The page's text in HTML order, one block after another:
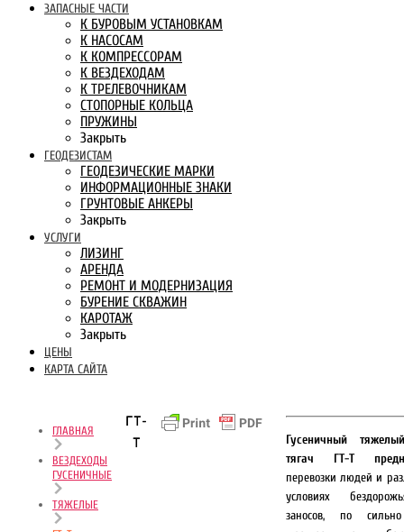
ЗАПАСНЫЕ ЧАСТИ
К БУРОВЫМ УСТАНОВКАМ
К НАСОСАМ
К КОМПРЕССОРАМ
К ВЕЗДЕХОДАМ
К ТРЕЛЕВОЧНИКАМ
СТОПОРНЫЕ КОЛЬЦА
ПРУЖИНЫ
Закрыть
ГЕОДЕЗИСТАМ
ГЕОДЕЗИЧЕСКИЕ МАРКИ
ИНФОРМАЦИОННЫЕ ЗНАКИ
ГРУНТОВЫЕ АНКЕРЫ
Закрыть
УСЛУГИ
ЛИЗИНГ
АРЕНДА
РЕМОНТ И МОДЕРНИЗАЦИЯ
БУРЕНИЕ СКВАЖИН
КАРОТАЖ
Закрыть
ЦЕНЫ
КАРТА САЙТА
ГЛАВНАЯ
ВЕЗДЕХОДЫ
ГУСЕНИЧНЫЕ
ТЯЖЕЛЫЕ
ГТ-
Т
Гусеничный
тягач ГТ-Т
перевозки людей и
условиях
заносов, по сильно